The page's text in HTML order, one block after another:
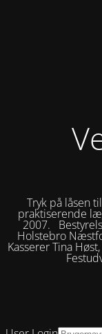
Tryk på låsen
praktiserende
2007.
Holstebro
Kasserer Tina